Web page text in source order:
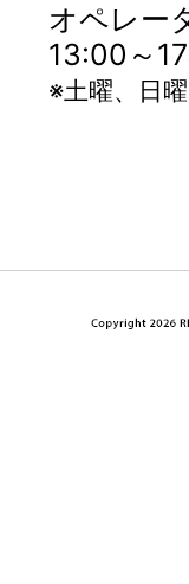
オペレー
13:00～
※土曜、日